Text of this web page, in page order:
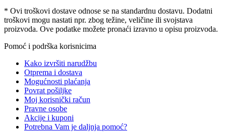
* Ovi troškovi dostave odnose se na standardnu ​​dostavu. Dodatni
troškovi mogu nastati npr. zbog težine, veličine ili svojstava
proizvoda. Ove podatke možete pronaći izravno u opisu proizvoda.
Pomoć i podrška korisnicima
Kako izvršiti narudžbu
Otprema i dostava
Mogućnosti plaćanja
Povrat pošiljke
Moj korisnički račun
Pravne osobe
Akcije i kuponi
Potrebna Vam je daljnja pomoć?